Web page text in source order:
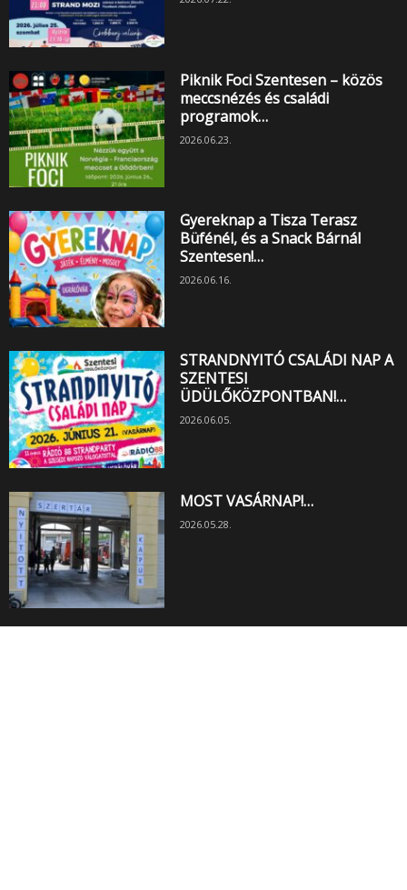
Piknik Foci Szentesen – közös
meccsnézés és családi
programok…
2026.06.23.
Gyereknap a Tisza Terasz
Büfénél, és a Snack Bárnál
Szentesen!…
2026.06.16.
STRANDNYITÓ CSALÁDI NAP A
SZENTESI
ÜDÜLŐKÖZPONTBAN!…
2026.06.05.
MOST VASÁRNAP!…
2026.05.28.